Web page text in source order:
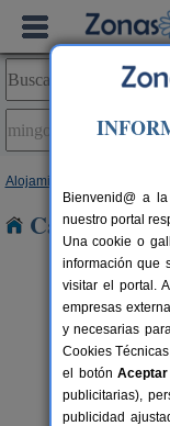
Alojamientos
Casas
La
Bienvenid@ a
nuestro portal
Una cookie o
información que
visitar el portal.
empresas
y necesarias
Cookies
el botónAceptar
publicitarias),
publicidad